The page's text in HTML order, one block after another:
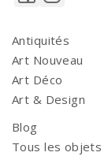
Antiquités
Art Nouveau
Art Déco
Art & Design
Blog
Tous les objets